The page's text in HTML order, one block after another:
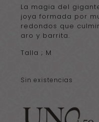
La magia del
joya formada por
redondos que
aro y barrita.
Talla ; M
Sin existencias